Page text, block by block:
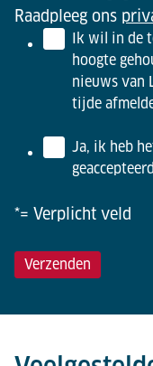
Raadpleeg ons
Ik wil in de
hoogte
nieuws van
tijde
Ja, ik heb
*= Verplicht veld